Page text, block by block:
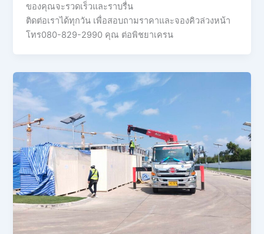
ของคุณจะรวดเร็วและราบรื่น
ติดต่อเราได้ทุกวัน เพื่อสอบถามราคาและจองคิวล่วงหน้า
โทร080-829-2990 คุณ ต่อพิชยาเครน